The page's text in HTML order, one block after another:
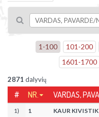
1 -100 101 -200
1601 -1700
2871 dalyvių
# NR. VARDAS,
1) 1 KAUR KIVISTIK